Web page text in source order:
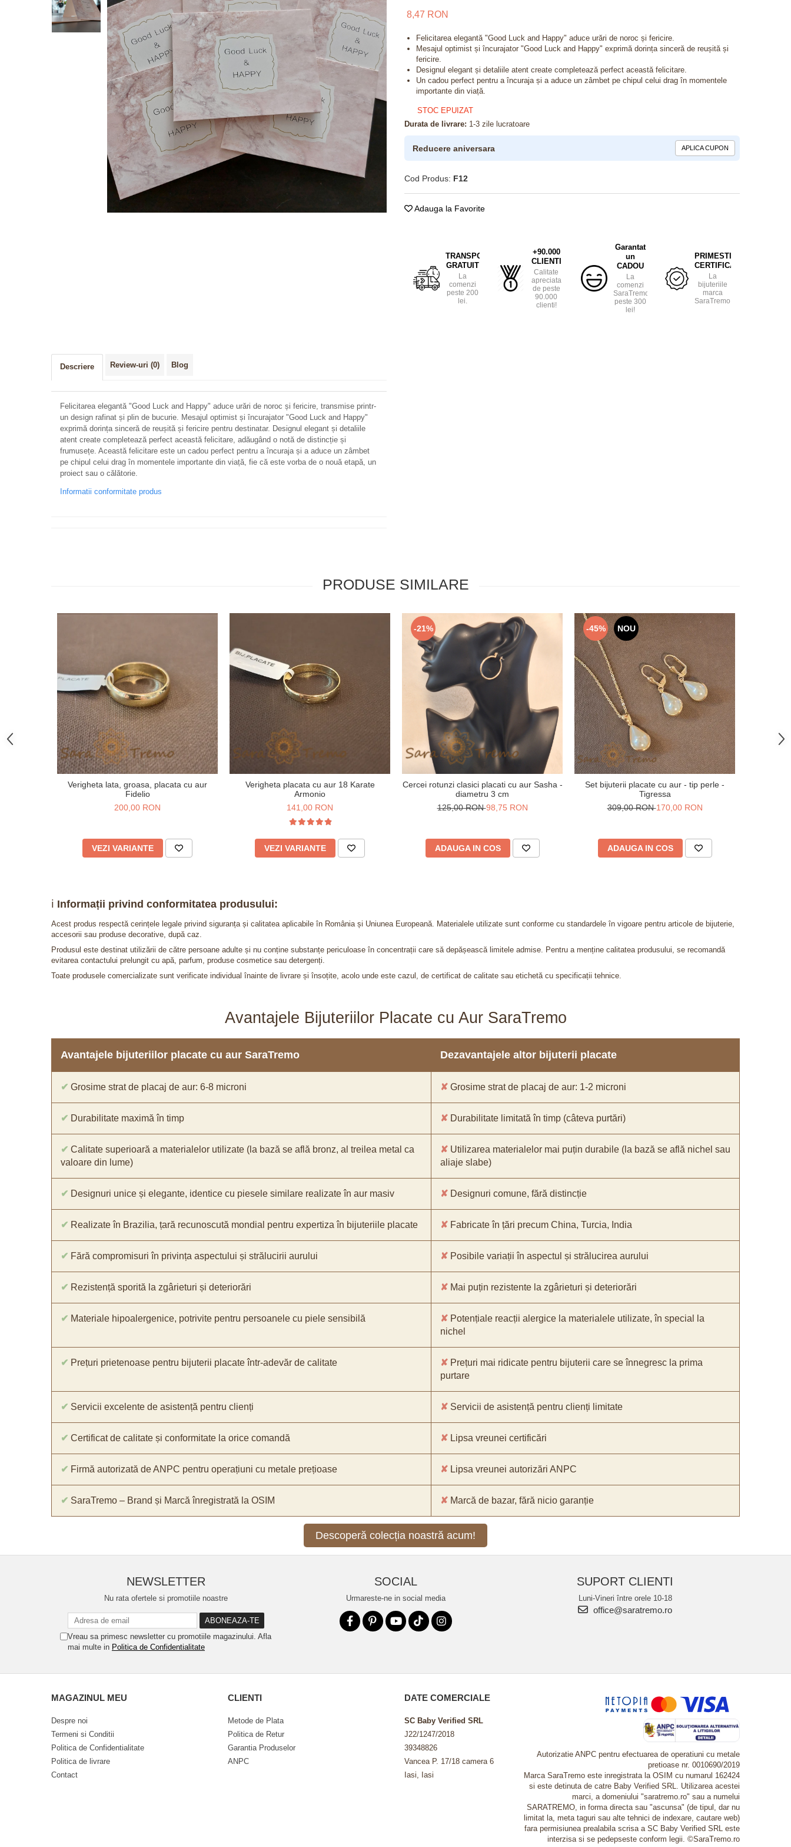
Bijuterii pentru barbati
Bijuterii din argint placate cu aur
8,47 RON
Felicitarea elegantă "Good Luck and Happy" aduce urări de noroc și fericire.
Mesajul optimist și încurajator "Good Luck and Happy" exprimă dorința sinceră de reușită și
fericire.
Designul elegant și detaliile atent create completează perfect această felicitare.
Un cadou perfect pentru a încuraja și a aduce un zâmbet pe chipul celui drag în momentele
importante din viață.
STOC EPUIZAT
Durata de livrare: 1-3 zile lucratoare
Reducere aniversara APLICA CUPON
Cod Produs: F12
Adauga la Favorite
TRANSPORT
GRATUIT
La
comenzi
peste 200
lei.
+90.000
CLIENTI
Calitate
apreciata
de peste
90.000
clienti!
Garantat
un
CADOU
La
comenzi
SaraTremo
peste 300
lei!
PRIMESTI
CERTIFICAT
La
bijuteriile
marca
SaraTremo.
Descriere Review-uri (0) Blog
Felicitarea elegantă "Good Luck and Happy" aduce urări de noroc și fericire, transmise printr-
un design rafinat și plin de bucurie. Mesajul optimist și încurajator "Good Luck and Happy"
exprimă dorința sinceră de reușită și fericire pentru destinatar. Designul elegant și detaliile
atent create completează perfect această felicitare, adăugând o notă de distincție și
frumusețe. Această felicitare este un cadou perfect pentru a încuraja și a aduce un zâmbet
pe chipul celui drag în momentele importante din viață, fie că este vorba de o nouă etapă, un
proiect sau o călătorie.
Informatii conformitate produs
PRODUSE SIMILARE
Verigheta lata, groasa, placata cu aur
Fidelio
200,00 RON
VEZI VARIANTE
Verigheta placata cu aur 18 Karate
Armonio
141,00 RON
VEZI VARIANTE
-21%
Cercei rotunzi clasici placati cu aur Sasha -
diametru 3 cm
125,00 RON98,75 RON
ADAUGA IN COS
-45% NOU
Set bijuterii placate cu aur - tip perle -
Tigressa
309,00 RON170,00 RON
ADAUGA IN COS
ℹ️ Informații privind conformitatea produsului:
Acest produs respectă cerințele legale privind siguranța și calitatea aplicabile în România și Uniunea Europeană. Materialele utilizate sunt conforme cu standardele în vigoare pentru articole de bijuterie,
accesorii sau produse decorative, după caz.
Produsul este destinat utilizării de către persoane adulte și nu conține substanțe periculoase în concentrații care să depășească limitele admise. Pentru a menține calitatea produsului, se recomandă
evitarea contactului prelungit cu apă, parfum, produse cosmetice sau detergenți.
Toate produsele comercializate sunt verificate individual înainte de livrare și însoțite, acolo unde este cazul, de certificat de calitate sau etichetă cu specificații tehnice.
Avantajele Bijuteriilor Placate cu Aur SaraTremo
Avantajele bijuteriilor placate cu aur SaraTremo Dezavantajele altor bijuterii placate
✔ Grosime strat de placaj de aur: 6-8 microni ✘ Grosime strat de placaj de aur: 1-2 microni
✔ Durabilitate maximă în timp ✘ Durabilitate limitată în timp (câteva purtări)
✔ Calitate superioară a materialelor utilizate (la bază se află bronz, al treilea metal ca
valoare din lume)
✘ Utilizarea materialelor mai puțin durabile (la bază se află nichel sau
aliaje slabe)
✔ Designuri unice și elegante, identice cu piesele similare realizate în aur masiv ✘ Designuri comune, fără distincție
✔ Realizate în Brazilia, țară recunoscută mondial pentru expertiza în bijuteriile placate ✘ Fabricate în țări precum China, Turcia, India
✔ Fără compromisuri în privința aspectului și strălucirii aurului ✘ Posibile variații în aspectul și strălucirea aurului
✔ Rezistență sporită la zgârieturi și deteriorări ✘ Mai puțin rezistente la zgârieturi și deteriorări
✔ Materiale hipoalergenice, potrivite pentru persoanele cu piele sensibilă ✘ Potențiale reacții alergice la materialele utilizate, în special la
nichel
✔ Prețuri prietenoase pentru bijuterii placate într-adevăr de calitate ✘ Prețuri mai ridicate pentru bijuterii care se înnegresc la prima
purtare
✔ Servicii excelente de asistență pentru clienți ✘ Servicii de asistență pentru clienți limitate
✔ Certificat de calitate și conformitate la orice comandă ✘ Lipsa vreunei certificări
✔ Firmă autorizată de ANPC pentru operațiuni cu metale prețioase ✘ Lipsa vreunei autorizări ANPC
✔ SaraTremo – Brand și Marcă înregistrată la OSIM ✘ Marcă de bazar, fără nicio garanție
Descoperă colecția noastră acum!
NEWSLETTER
Nu rata ofertele si promotiile noastre
Vreau sa primesc newsletter cu promotiile magazinului. Afla
mai multe in Politica de Confidentialitate
SOCIAL
Urmareste-ne in social media
SUPORT CLIENTI
Luni-Vineri între orele 10-18
office@saratremo.ro
MAGAZINUL MEU
Despre noi
Termeni si Conditii
Politica de Confidentialitate
Politica de livrare
Contact
CLIENTI
Metode de Plata
Politica de Retur
Garantia Produselor
ANPC
DATE COMERCIALE
SC Baby Verified SRL
J22/1247/2018
39348826
Vancea P. 17/18 camera 6
Iasi, Iasi
Autorizatie ANPC pentru efectuarea de operatiuni cu metale
pretioase nr. 0010690/2019
Marca SaraTremo este inregistrata la OSIM cu numarul 162424
si este detinuta de catre Baby Verified SRL. Utilizarea acestei
marci, a domeniului "saratremo.ro" sau a numelui
SARATREMO, in forma directa sau "ascunsa" (de tipul, dar nu
limitat la, meta taguri sau alte tehnici de indexare, cautare web)
fara permisiunea prealabila scrisa a SC Baby Verified SRL este
interzisa si se pedepseste conform legii. ©SaraTremo.ro